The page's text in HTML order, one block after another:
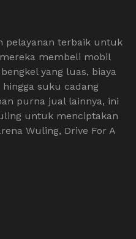
pelayanan terbaik untuk
membeli mobil
yang luas, biaya
suku cadang
purna jual lainnya, ini
untuk menciptakan
Wuling, Drive For A